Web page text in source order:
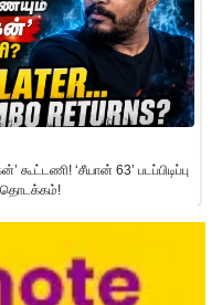
கூட்டணி! ‘சீயான் 63’ படப்பிடிப்பு
தொடக்கம்!